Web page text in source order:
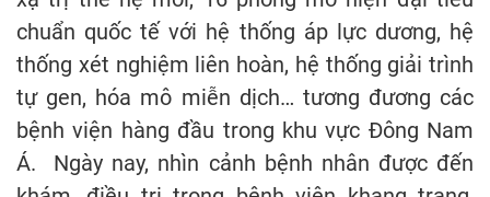
chuẩn quốc tế với hệ thống áp lực dương, hệ
thống xét nghiệm liên hoàn, hệ thống giải trình
tự gen, hóa mô miễn dịch… tương đương các
bệnh viện hàng đầu trong khu vực Đông Nam
Á. Ngày nay, nhìn cảnh bệnh nhân được đến